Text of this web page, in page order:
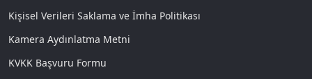
Kişisel Verileri Saklama ve İmha Politikası
Kamera Aydınlatma Metni
KVKK Başvuru Formu